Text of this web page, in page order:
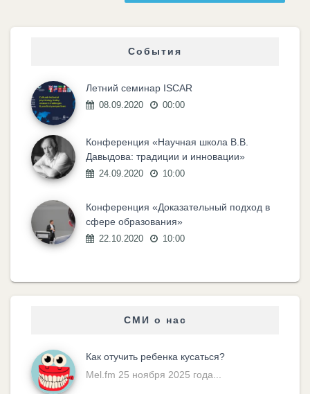
События
Летний семинар ISCAR
08.09.2020 00:00
Конференция «Научная школа В.В.
Давыдова: традиции и инновации»
24.09.2020 10:00
Конференция «Доказательный подход в
сфере образования»
22.10.2020 10:00
СМИ о нас
Как отучить ребенка кусаться?
Mel.fm 25 ноября 2025 года...